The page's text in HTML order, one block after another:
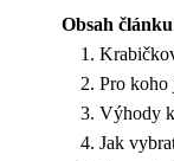
Obsah
Pro koho
Výhody
Jak